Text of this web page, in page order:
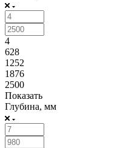
4
628
1252
1876
2500
Показать
Глубина, мм